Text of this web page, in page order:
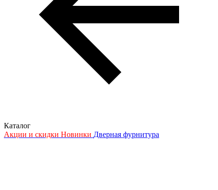
Каталог
Акции и скидки Новинки Дверная фурнитура